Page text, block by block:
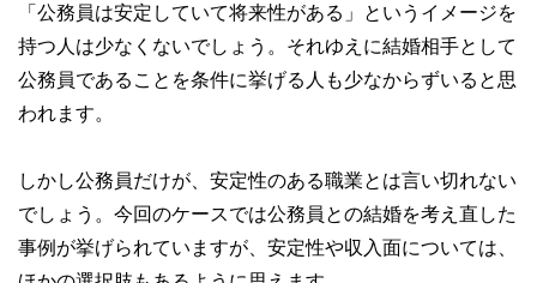
「公務員は安定していて将来性がある」というイメージを
持つ人は少なくないでしょう。それゆえに結婚相手として
公務員であることを条件に挙げる人も少なからずいると思
われます。
しかし公務員だけが、安定性のある職業とは言い切れない
でしょう。今回のケースでは公務員との結婚を考え直した
事例が挙げられていますが、安定性や収入面については、